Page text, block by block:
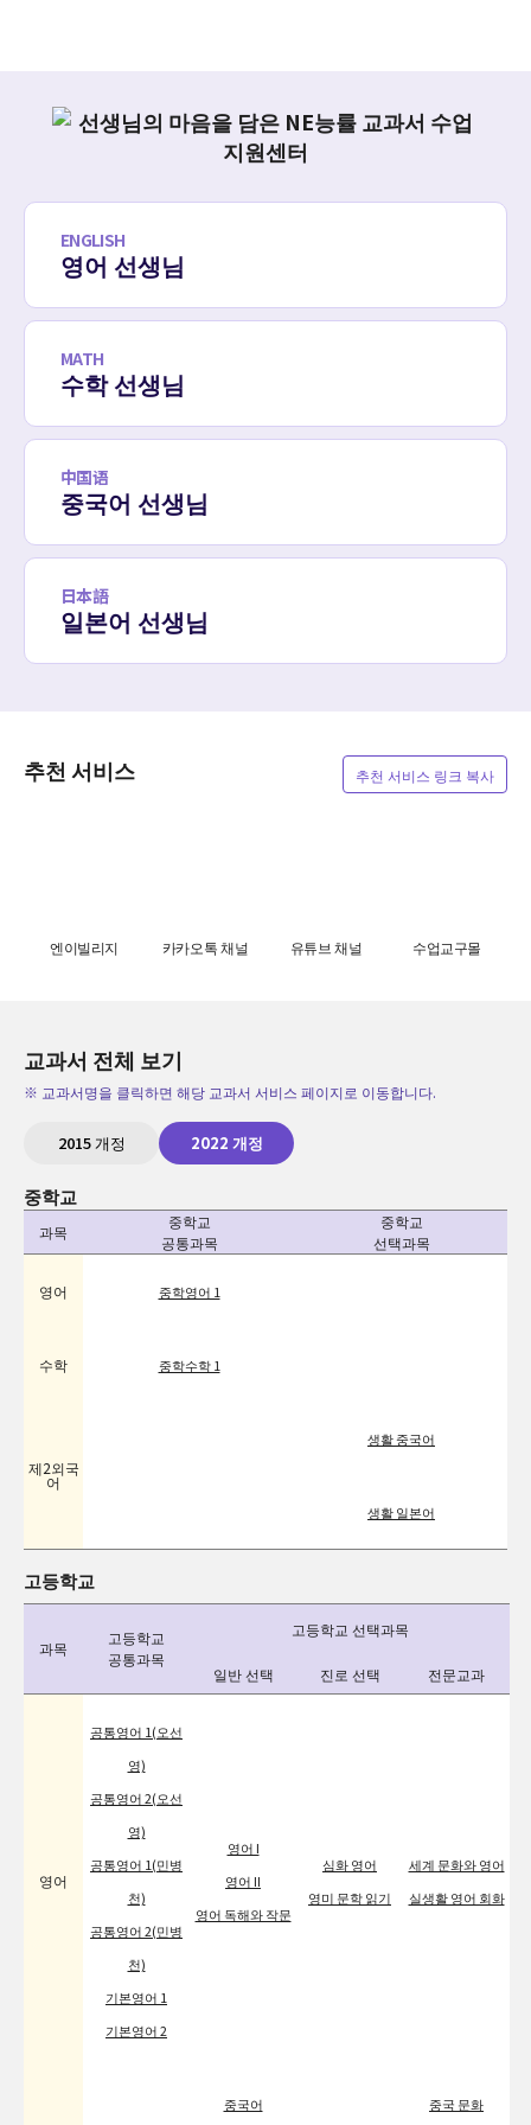
ENGLISH
영어 선생님
MATH
수학 선생님
中国语
중국어 선생님
日本語
일본어 선생님
추천 서비스 추천 서비스 링크 복사
엔이빌리지 카카오톡 채널 유튜브 채널 수업교구몰
교과서 전체 보기
※ 교과서명을 클릭하면 해당 교과서 서비스 페이지로 이동합니다.
2015 개정 2022 개정
중학교
과목
중학교
공통과목
중학교
선택과목
영어 중학영어 1
수학 중학수학 1
제2외국
어
생활 중국어
생활 일본어
고등학교
과목
고등학교
공통과목
고등학교 선택과목
일반 선택 진로 선택 전문교과
영어
공통영어 1(오선
영)
공통영어 2(오선
영)
공통영어 1(민병
천)
공통영어 2(민병
천)
기본영어 1
기본영어 2
영어 I
영어 II
영어 독해와 작문
심화 영어
영미 문학 읽기
세계 문화와 영어
실생활 영어 회화
중국어 중국 문화